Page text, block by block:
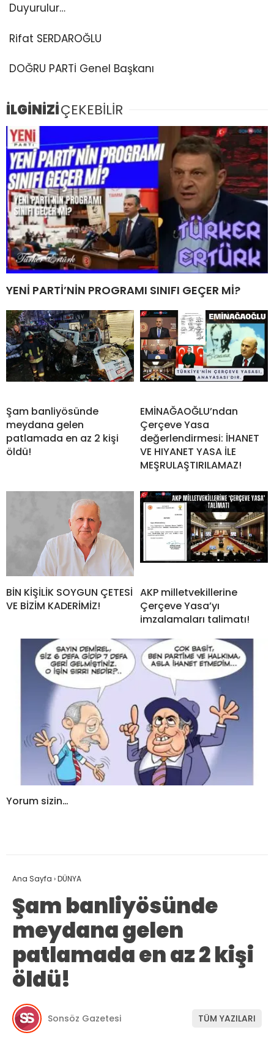
Duyurulur…
Rifat SERDAROĞLU
DOĞRU PARTİ Genel Başkanı
İLGİNİZİÇEKEBİLİR
YENİ PARTİ’NİN PROGRAMI SINIFI GEÇER Mİ?
Şam banliyösünde
meydana gelen
patlamada en az 2 kişi
öldü!
EMİNAĞAOĞLU’ndan
Çerçeve Yasa
değerlendirmesi: İHANET
VE HIYANET YASA İLE
MEŞRULAŞTIRILAMAZ!
BİN KİŞİLİK SOYGUN ÇETESİ
VE BİZİM KADERİMİZ!
AKP milletvekillerine
Çerçeve Yasa’yı
imzalamaları talimatı!
Yorum sizin…
Ana Sayfa ›DÜNYA
Şam banliyösünde
meydana gelen
patlamada en az 2 kişi
öldü!
Sonsöz Gazetesi TÜM YAZILARI